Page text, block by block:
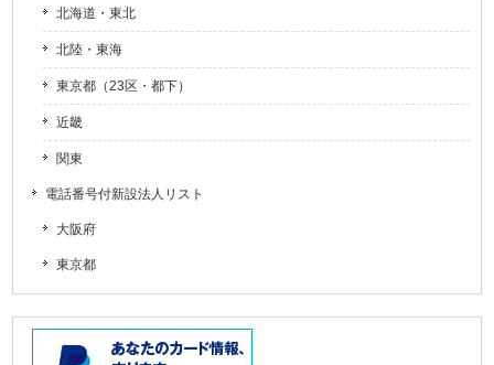
北海道・東北
北陸・東海
東京都（23区・都下）
近畿
関東
電話番号付新設法人リスト
大阪府
東京都